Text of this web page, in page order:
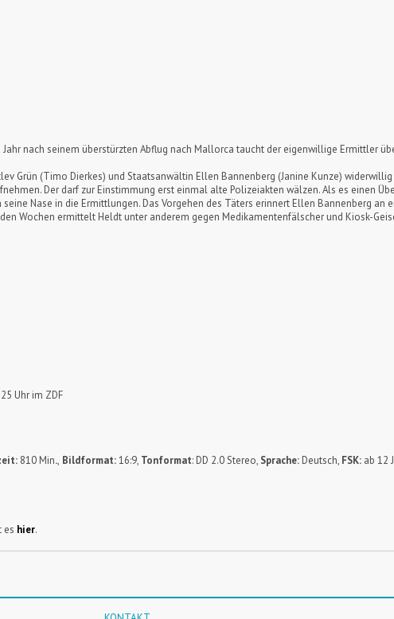
nach seinem überstürzten Abflug nach Mallorca taucht der eigenwillige Ermittler
Grün (Timo Dierkes) und Staatsanwältin Ellen Bannenberg (Janine Kunze)
Der darf zur Einstimmung erst einmal alte Polizeiakten wälzen. Als es einen
Nase in die Ermittlungen. Das Vorgehen des Täters erinnert Ellen Bannenberg an
Wochen ermittelt Heldt unter anderem gegen Medikamentenfälscher und Kiosk-
Uhr im ZDF
810 Min., Bildformat:16:9, Tonformat: DD 2.0 Stereo, Sprache: Deutsch, FSK: ab 12
es hier.